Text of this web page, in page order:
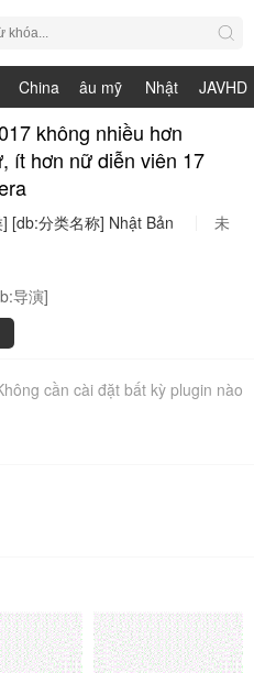
China
live
âu mỹ
Nhật
Bản
JAVHD
không nhiều hơn
ít hơn nữ diễn viên 17
[db:分类名称] Nhật Bản
未
导演]
cần cài đặt bất kỳ plugin nào